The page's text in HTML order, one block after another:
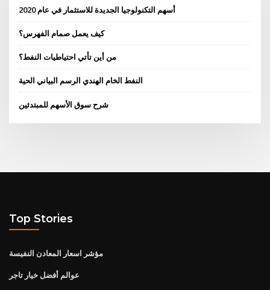
أسهم التكنولوجيا الجديدة للاستثمار في عام 2020
كيف يعمل صمام الفهرس؟
من أين تأتي احتياطيات النفط؟
النفط الخام الهندي الرسم البياني الحية
شرح سوق الأسهم للمبتدئين
Top Stories
مؤشر اسعار المعادن النفيسة
عوالم أفضل خيار تاجر